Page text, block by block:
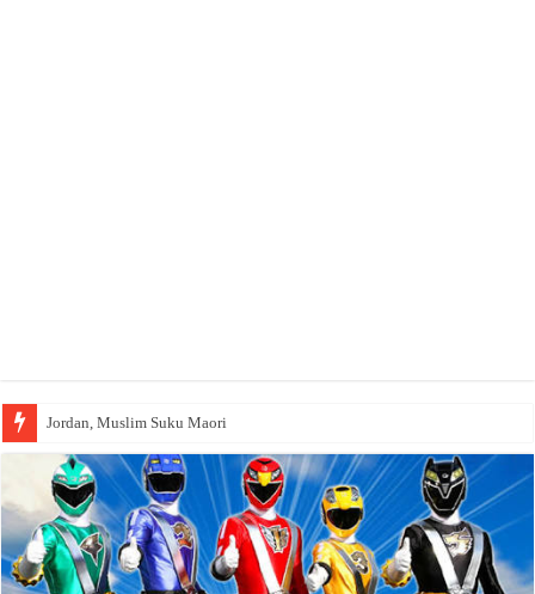
Jordan, Muslim Suku Maori